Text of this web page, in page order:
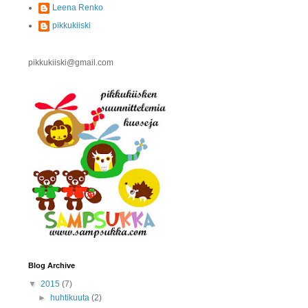
Leena Renko
pikkukiiski
pikkukiiski@gmail.com
Blog Archive
▼ 2015 (7)
►
huhtikuuta(2)